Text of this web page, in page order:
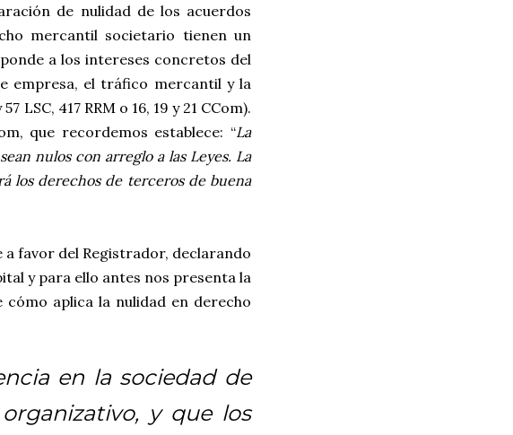
de nulidad de los acuerdos
mercantil societario tienen un
a los intereses concretos del
empresa, el tráfico mercantil y la
LSC, 417 RRM o 16, 19 y 21 CCom).
que recordemos establece: “La
nulos con arreglo a las Leyes. La
los derechos de terceros de buena
a favor del Registrador, declarando
y para ello antes nos presenta la
cómo aplica la nulidad en derecho
en la sociedad de
y que los